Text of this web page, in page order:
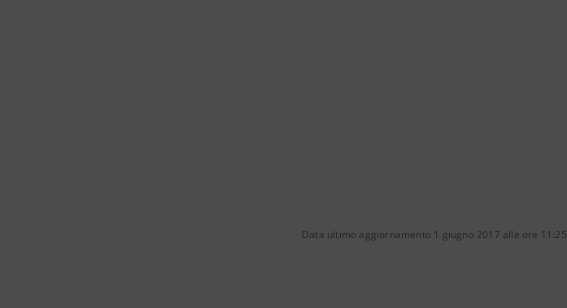
Data ultimo aggiornamento 1 giugno 2017 alle ore 11:25